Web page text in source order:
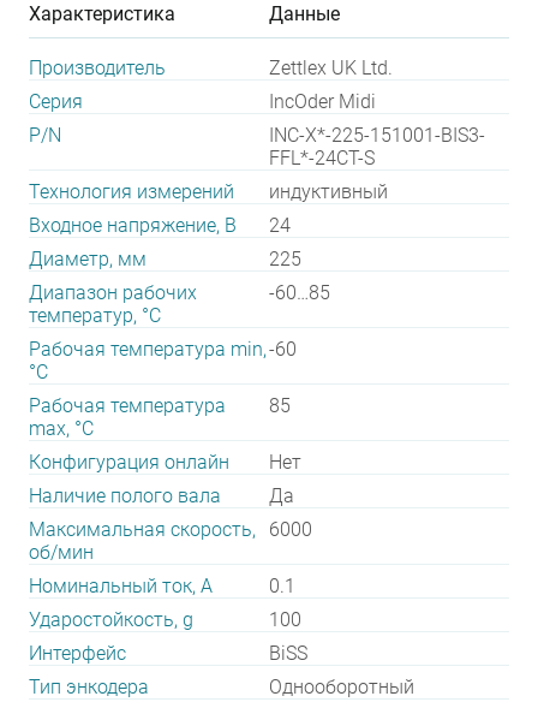
Характеристика Данные
Производитель
Zettlex UK Ltd.
Серия
IncOder Midi
P/N
INC-X*-225-151001-BIS3-
FFL*-24CT-S
Технология измерений
индуктивный
Входное напряжение, В
24
Диаметр, мм
225
Диапазон рабочих
температур, °С
-60…85
Рабочая температура min,
°С
-60
Рабочая температура
max, °С
85
Конфигурация онлайн
Нет
Наличие полого вала
Да
Максимальная скорость,
об/мин
6000
Номинальный ток, А
0.1
Ударостойкость, g
100
Интерфейс
BiSS
Тип энкодера
Однооборотный